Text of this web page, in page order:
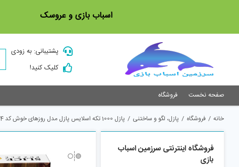
اسباب بازی و عروسک
پشتیبانی: به زودی
کلیک کنید!
صفحه نخست فروشگاه
خانه / فروشگاه / پازل، لگو و ساختنی / پازل 1000 تکه اسلايس پازل مدل روزهای خوش کد 01524
فروشگاه اینترنتی سرزمین اسباب
بازی